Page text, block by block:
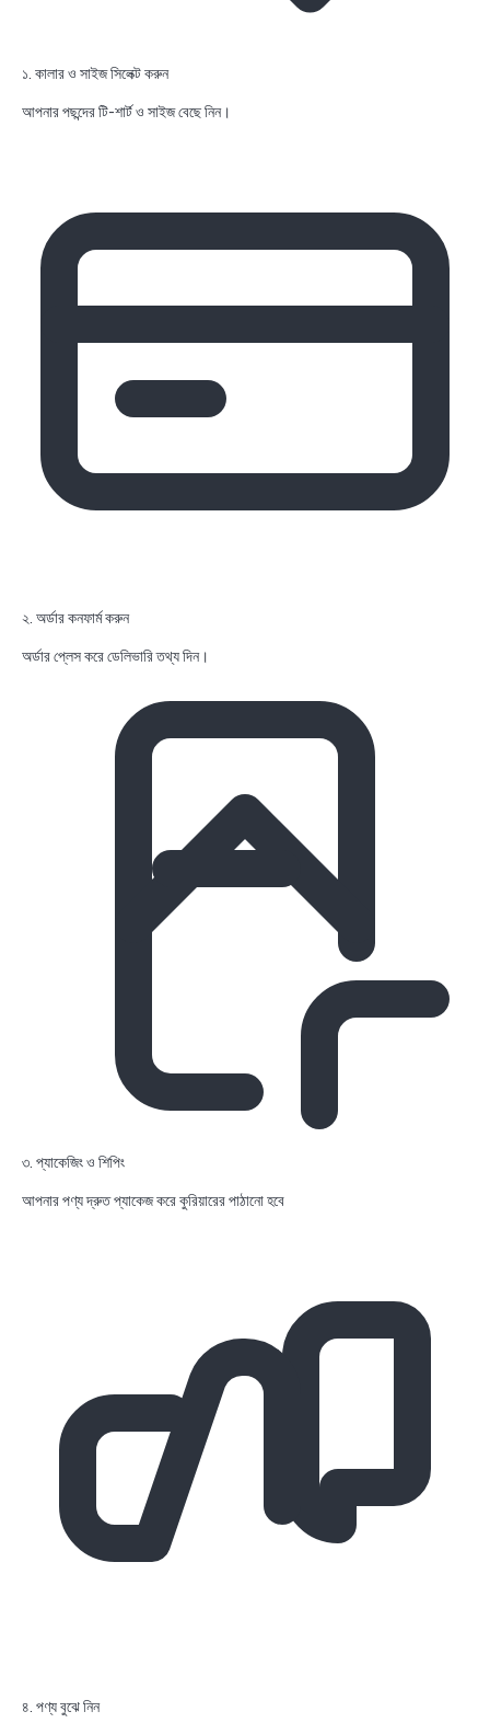
১. কালার ও সাইজ সিলেক্ট করুন
আপনার পছন্দের টি-শার্ট ও সাইজ বেছে নিন।
২. অর্ডার কনফার্ম করুন
অর্ডার প্লেস করে ডেলিভারি তথ্য দিন।
৩. প্যাকেজিং ও শিপিং
আপনার পণ্য দ্রুত প্যাকেজ করে কুরিয়ারের পাঠানো হবে
৪. পণ্য বুঝে নিন